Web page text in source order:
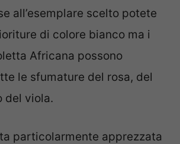
all’esemplare scelto potete
di colore bianco ma i
Africana possono
le sfumature del rosa, del
del viola.
particolarmente apprezzata